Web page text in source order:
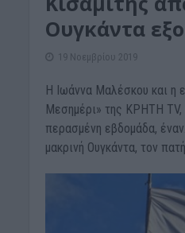
Ουγκάντα
19 Νοεμβρίου 2019
Η Ιωάννα Μαλέσκου και η
Μεσημέρι» της ΚΡΗΤΗ TV,
περασμένη εβδομάδα,
μακρινή Ουγκάντα, τον